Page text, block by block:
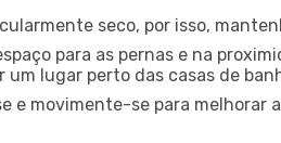
seco, por isso,
para as pernas e na
um lugar perto das casas de
e movimente-se para melhorar